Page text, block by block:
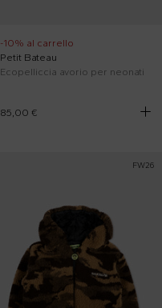
-10% al carrello
Petit Bateau
Ecopelliccia avorio per neonati
85,00 €
FW26